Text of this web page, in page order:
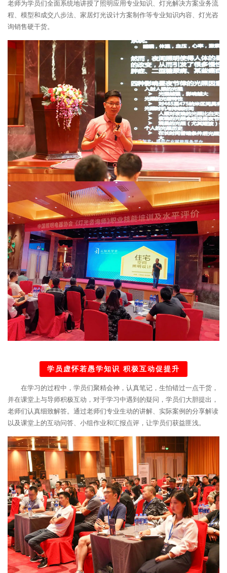
老师为学员们全面系统地讲授了照明应用专业知识、灯光解决方案业务流
程、模型和成交八步法、家居灯光设计方案制作等专业知识内容、灯光咨
询销售硬干货。
学员虚怀若愚学知识 积极互动促提升
在学习的过程中，学员们聚精会神，认真笔记，生怕错过一点干货，
并在课堂上与导师积极互动，对于学习中遇到的疑问，学员们大胆提出，
老师们认真细致解答。通过老师们专业生动的讲解、实际案例的分享解读
以及课堂上的互动问答、小组作业和汇报点评，让学员们获益匪浅。